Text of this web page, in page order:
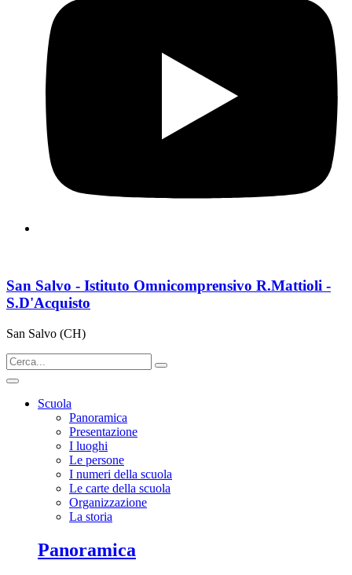
San Salvo - Istituto Omnicomprensivo R.Mattioli -
S.D'Acquisto
San Salvo (CH)
Scuola
Panoramica
Presentazione
I luoghi
Le persone
I numeri della scuola
Le carte della scuola
Organizzazione
La storia
Panoramica